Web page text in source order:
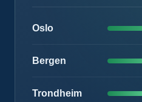
Oslo
Bergen
Trondheim